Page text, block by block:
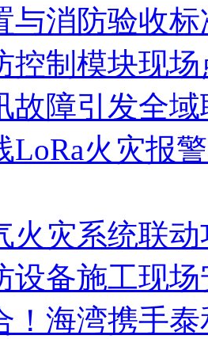
与消防验收标
控制模块现
故障引发全
LoRa火灾报
火灾系统联
设备施工现
！海湾携手